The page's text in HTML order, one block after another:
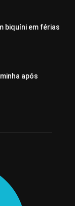
biquíni em férias
após